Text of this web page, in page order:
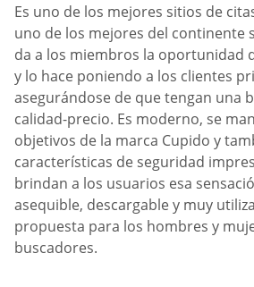
Es uno de los mejores sitios de
uno de los mejores del continente
da a los miembros la oportunidad
y lo hace poniendo a los clientes
asegurándose de que tengan una
calidad-precio. Es moderno, se
objetivos de la marca Cupido y
características de seguridad
brindan a los usuarios esa
asequible, descargable y muy
propuesta para los hombres y
buscadores.